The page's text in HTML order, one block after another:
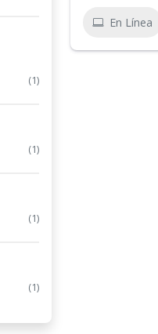
(1)
(1)
(1)
(1)
En Línea